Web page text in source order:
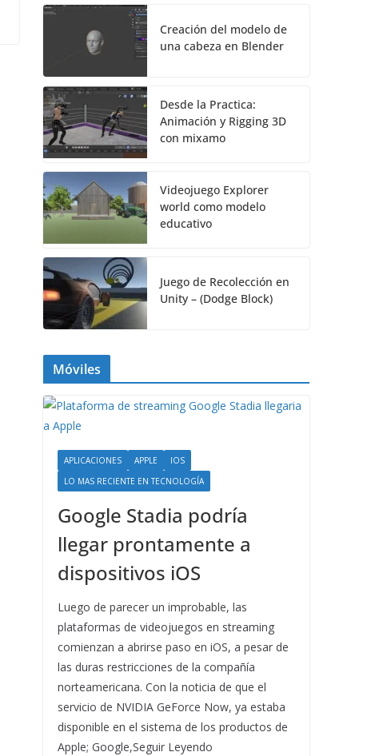
Creación del modelo de
una cabeza en Blender
Desde la Practica:
Animación y Rigging 3D
con mixamo
Videojuego Explorer
world como modelo
educativo
Juego de Recolección en
Unity – (Dodge Block)
Móviles
APLICACIONES APPLE
IOS
LO MAS RECIENTE EN TECNOLOGÍA
Google Stadia podría
llegar prontamente a
dispositivos iOS
Luego de parecer un improbable, las
plataformas de videojuegos en streaming
comienzan a abrirse paso en iOS, a pesar de
las duras restricciones de la compañía
norteamericana. Con la noticia de que el
servicio de NVIDIA GeForce Now, ya estaba
disponible en el sistema de los productos de
Apple; Google,Seguir Leyendo